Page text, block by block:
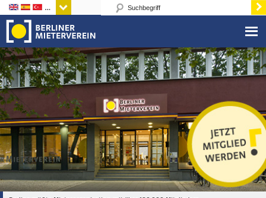
Sprachen